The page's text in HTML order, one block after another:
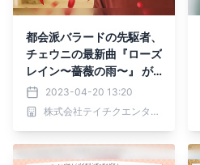
都会派バラードの先駆者、
チェウニの最新曲『ローズ
レイン〜薔薇の雨〜』 が
週間USEN HIT 演歌／歌謡
曲ランキング１位！「“恋
するときめき” 届くといい
2023-04-20 13:20
株式会社テイチクエンタテインメント